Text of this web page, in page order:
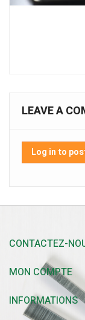
LEAVE A
Log in to
CONTACTEZ-
MON COMPTE
INFORMATIONS